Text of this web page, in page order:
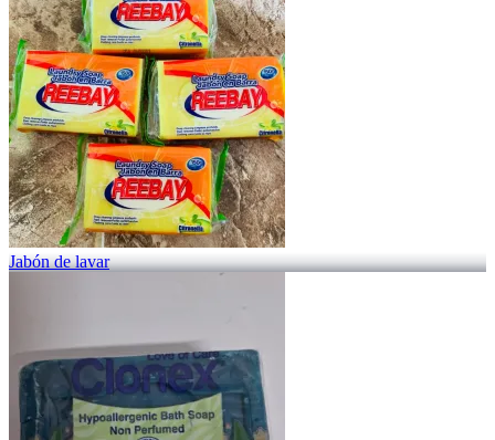
Jabón de lavar